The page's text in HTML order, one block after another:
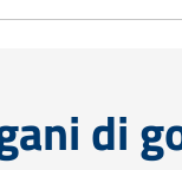
di